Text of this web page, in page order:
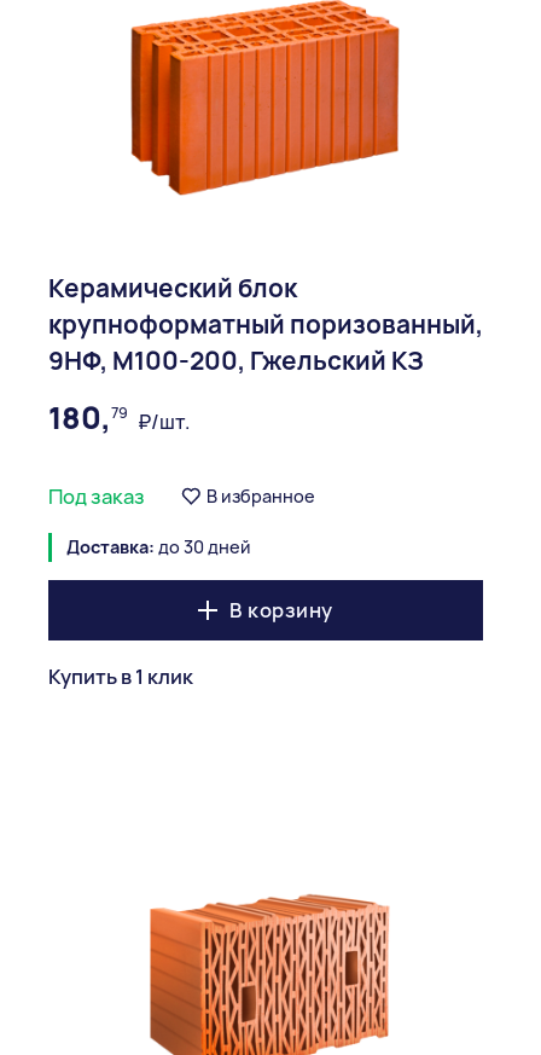
Керамический блок
крупноформатный поризованный,
9НФ, М100-200, Гжельский КЗ
180,79 ₽/шт.
Под заказ В избранное
Доставка: до 30 дней
В корзину
Купить в 1 клик